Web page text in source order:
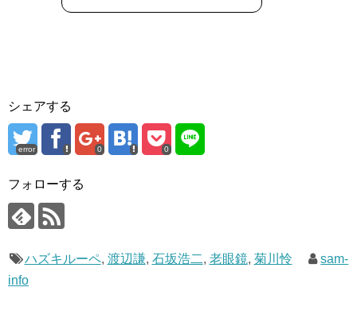
シェアする
error 0 0
フォローする
ハズキルーペ, 渡辺謙, 石坂浩二, 老眼鏡, 菊川怜
sam-
info